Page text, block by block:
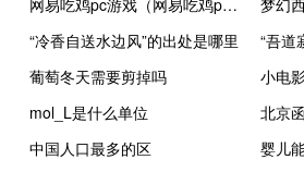
网易吃鸡pc游戏（网易吃鸡pc）
梦幻
“冷香自送水边风”的出处是哪里
“吾道
葡萄冬天需要剪掉吗
小电
mol_L是什么单位
北京
中国人口最多的区
婴儿